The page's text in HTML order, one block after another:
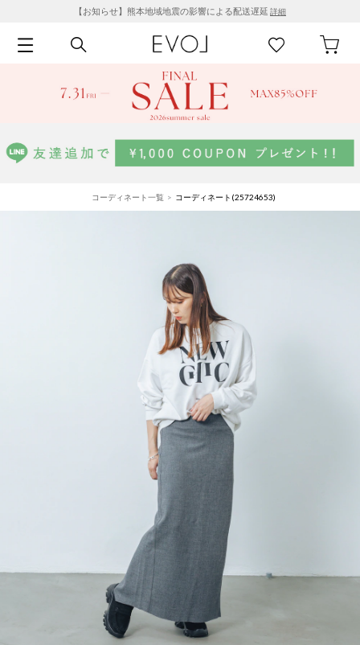
【お知らせ】熊本地域地震の影響による配送遅延 詳細
コーディネート一覧 コーディネート(25724653)